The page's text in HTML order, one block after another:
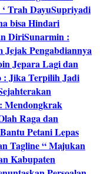
Trah DayuSupriyadi
bisa Hindari
DiriSunarmin :
Jejak Pengabdiannya
Jepara Lagi dan
: Jika Terpilih Jadi
Mendongkrak
Raga dan
Petani Lepas
Tagline “ Majukan
Kabupaten